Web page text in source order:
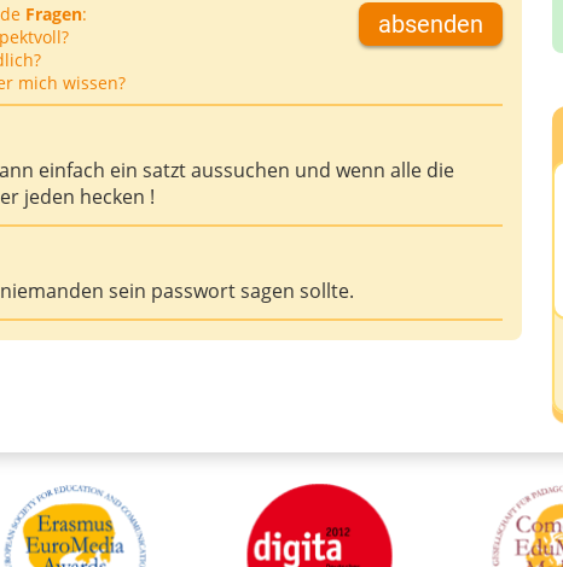
Fragen:
mich wissen?
absenden
einfach ein satzt aussuchen und wenn alle die
jeden hecken !
sein passwort sagen sollte.